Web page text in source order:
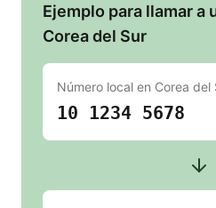
Ejemplo para llamar a
Corea del Sur
Número local en Corea del
10 1234 5678